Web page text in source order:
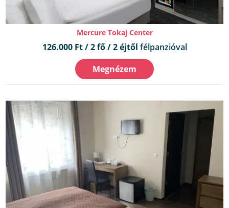
Mercure Tokaj Center
126.000 Ft / 2 fő / 2 éjtől félpanzióval
Megnézem